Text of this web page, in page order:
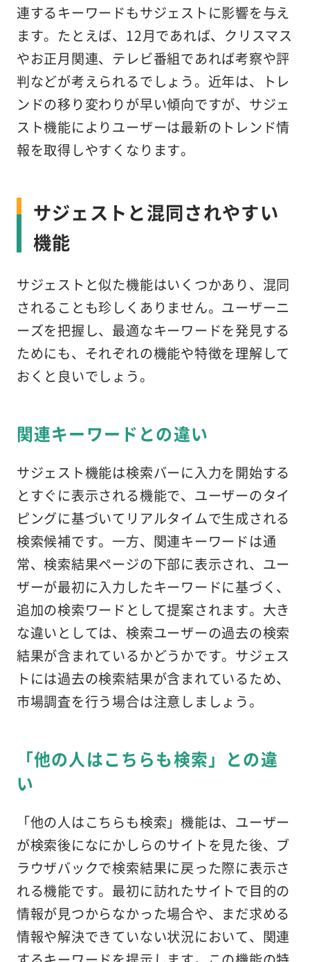
連するキーワードもサジェストに影響を与え
ます。たとえば、12月であれば、クリスマス
やお正月関連、テレビ番組であれば考察や評
判などが考えられるでしょう。近年は、トレ
ンドの移り変わりが早い傾向ですが、サジェ
スト機能によりユーザーは最新のトレンド情
報を取得しやすくなります。
サジェストと混同されやすい
機能
サジェストと似た機能はいくつかあり、混同
されることも珍しくありません。ユーザーニ
ーズを把握し、最適なキーワードを発見する
ためにも、それぞれの機能や特徴を理解して
おくと良いでしょう。
関連キーワードとの違い
サジェスト機能は検索バーに入力を開始する
とすぐに表示される機能で、ユーザーのタイ
ピングに基づいてリアルタイムで生成される
検索候補です。一方、関連キーワードは通
常、検索結果ページの下部に表示され、ユー
ザーが最初に入力したキーワードに基づく、
追加の検索ワードとして提案されます。大き
な違いとしては、検索ユーザーの過去の検索
結果が含まれているかどうかです。サジェス
トには過去の検索結果が含まれているため、
市場調査を行う場合は注意しましょう。
「他の人はこちらも検索」との違
い
「他の人はこちらも検索」機能は、ユーザー
が検索後になにかしらのサイトを見た後、ブ
ラウザバックで検索結果に戻った際に表示さ
れる機能です。最初に訪れたサイトで目的の
情報が見つからなかった場合や、まだ求める
情報や解決できていない状況において、関連